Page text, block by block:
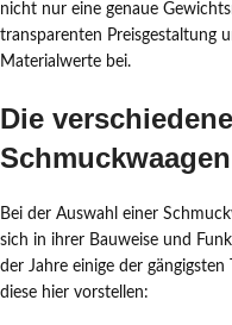
nicht nur eine genaue
transparenten Preisgestaltung
Materialwerte bei.
Die
Schmuckwaagen
Bei der Auswahl einer
sich in ihrer Bauweise und
der Jahre einige der
diese hier vorstellen: